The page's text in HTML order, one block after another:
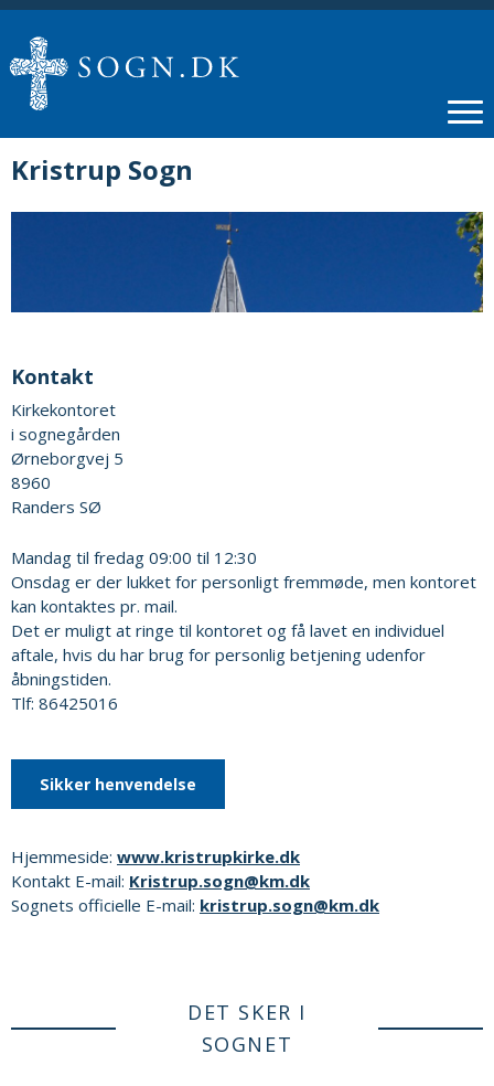
Kristrup Sogn
Kontakt
Kirkekontoret
i sognegården
Ørneborgvej 5
8960
Randers SØ
Mandag til fredag 09:00 til 12:30
Onsdag er der lukket for personligt fremmøde, men kontoret
kan kontaktes pr. mail.
Det er muligt at ringe til kontoret og få lavet en individuel
aftale, hvis du har brug for personlig betjening udenfor
åbningstiden.
Tlf: 86425016
Sikker henvendelse
Hjemmeside: www.kristrupkirke.dk
Kontakt E-mail: Kristrup.sogn@km.dk
Sognets officielle E-mail: kristrup.sogn@km.dk
DET SKER I
SOGNET